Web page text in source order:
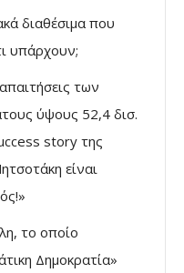
διαθέσιμα που
υπάρχουν;
των
ύψους 52,4 δισ.
story της
είναι
το οποίο
Δημοκρατία»